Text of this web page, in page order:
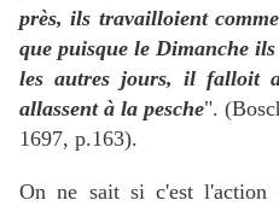
près, ils travailloient
que puisque le Dimanche
les autres jours, il falloit
allassent à la pesche".
1697, p.163).
On ne sait si c'est